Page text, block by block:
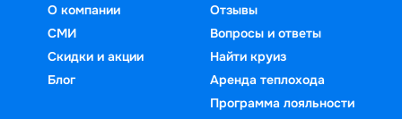
О компании
СМИ
Скидки и акции
Блог
Отзывы
Вопросы и ответы
Найти круиз
Аренда теплохода
Программа лояльности